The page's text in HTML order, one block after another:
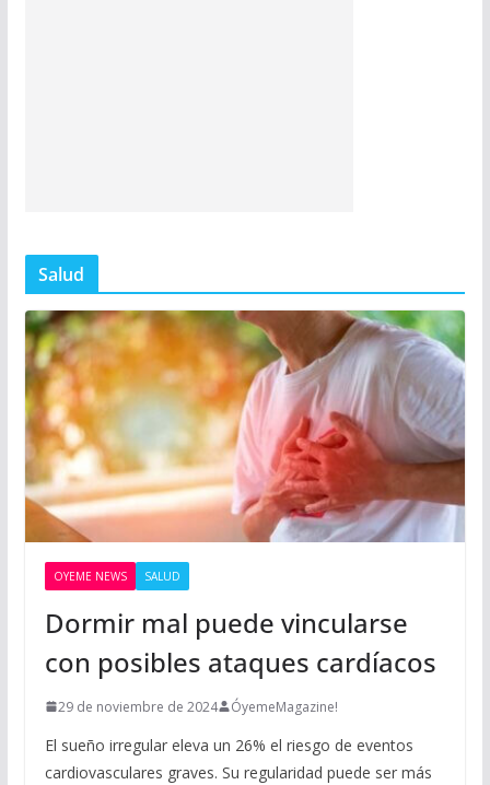
Salud
OYEME NEWS SALUD
Dormir mal puede vincularse
con posibles ataques cardíacos
29 de noviembre de 2024 ÓyemeMagazine!
El sueño irregular eleva un 26% el riesgo de eventos
cardiovasculares graves. Su regularidad puede ser más